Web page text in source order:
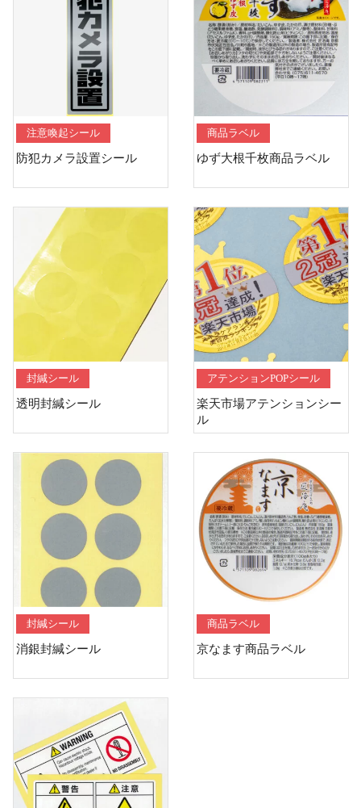
注意喚起シール
防犯カメラ設置シール
商品ラベル
ゆず大根千枚商品ラベル
封緘シール
透明封緘シール
アテンションPOPシール
楽天市場アテンションシー
ル
封緘シール
消銀封緘シール
商品ラベル
京なます商品ラベル